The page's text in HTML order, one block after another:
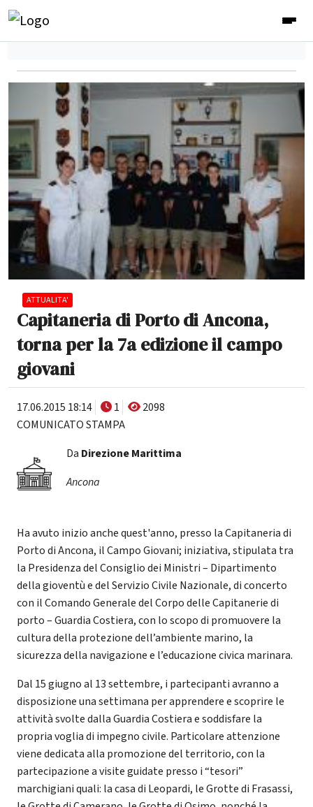
ATTUALITA'
Capitaneria di Porto di Ancona,
torna per la 7a edizione il campo
giovani
17.06.2015 18:14 1
2098
COMUNICATO STAMPA
Da Direzione Marittima
Ancona
Ha avuto inizio anche quest'anno, presso la Capitaneria di
Porto di Ancona, il Campo Giovani; iniziativa, stipulata tra
la Presidenza del Consiglio dei Ministri – Dipartimento
della gioventù e del Servizio Civile Nazionale, di concerto
con il Comando Generale del Corpo delle Capitanerie di
porto – Guardia Costiera, con lo scopo di promuovere la
cultura della protezione dell’ambiente marino, la
sicurezza della navigazione e l’educazione civica marinara.
Dal 15 giugno al 13 settembre, i partecipanti avranno a
disposizione una settimana per apprendere e scoprire le
attività svolte dalla Guardia Costiera e soddisfare la
propria voglia di impegno civile. Particolare attenzione
viene dedicata alla promozione del territorio, con la
partecipazione a visite guidate presso i “tesori”
marchigiani quali: la casa di Leopardi, le Grotte di Frasassi,